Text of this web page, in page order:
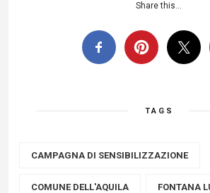
Share this...
TAGS
CAMPAGNA DI SENSIBILIZZAZIONE
COMUNE DELL'AQUILA FONTANA